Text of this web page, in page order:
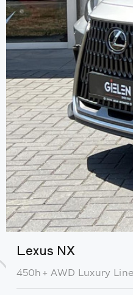
Lexus NX
450h+ AWD Luxury